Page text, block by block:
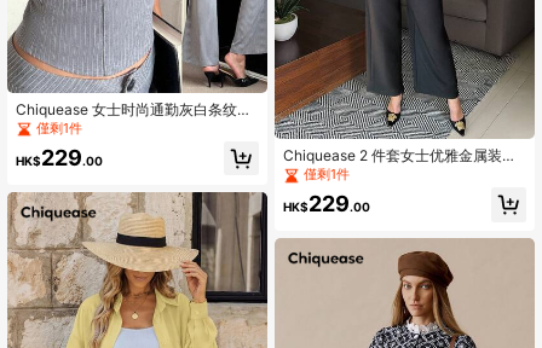
Chiquease 女士时尚通勤灰白条纹无
袖露背吊带修身上衣+喇叭裤两件套休
闲套装，春季大学校园服装
僅剩1件
HK$229.00
Chiquease 2 件套女士优雅金属装饰
撞色领修身长袖衬衫和裤子套装，秋
冬
僅剩1件
HK$229.00